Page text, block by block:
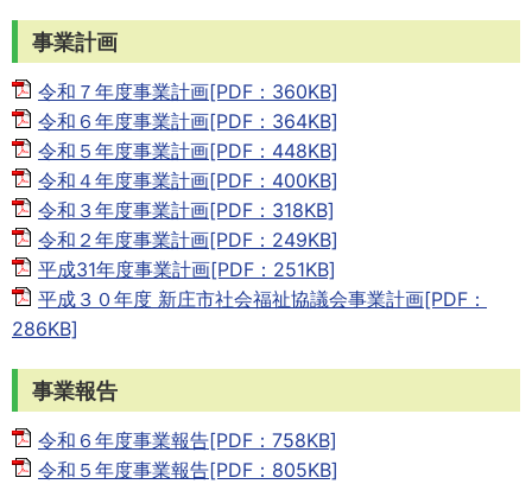
事業計画
令和７年度事業計画[PDF：360KB]
令和６年度事業計画[PDF：364KB]
令和５年度事業計画[PDF：448KB]
令和４年度事業計画[PDF：400KB]
令和３年度事業計画[PDF：318KB]
令和２年度事業計画[PDF：249KB]
平成31年度事業計画[PDF：251KB]
平成３０年度 新庄市社会福祉協議会事業計画[PDF：
286KB]
事業報告
令和６年度事業報告[PDF：758KB]
令和５年度事業報告[PDF：805KB]